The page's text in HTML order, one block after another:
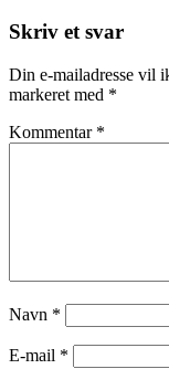
Skriv et svar
Din e-mailadresse vil
markeret med *
Kommentar *
Navn *
E-mail *